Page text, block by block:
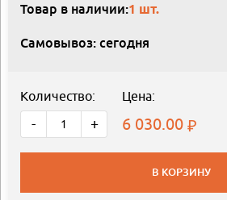
Товар в наличии:1 шт.
Самовывоз: сегодня
Количество:
- +
Цена:
6 030.00
В КОРЗИНУ